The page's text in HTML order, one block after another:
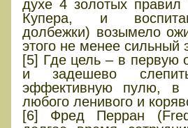
духе 4 золотых правил
Купера, и
долбежки) возымело
этого не менее сильный
[5] Где цель – в первую
и задешево
эффективную пулю, в
любого ленивого и
[6] Фред Перран